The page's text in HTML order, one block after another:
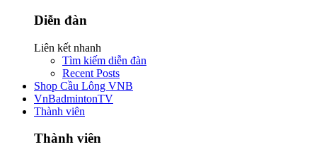
Diễn đàn
Liên kết nhanh
Tìm kiếm diễn đàn
Recent Posts
Shop Cầu Lông VNB
VnBadmintonTV
Thành viên
Thành viên